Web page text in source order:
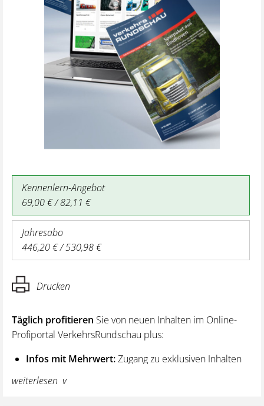
Kennenlern-Angebot
69,00 € / 82,11 €
Jahresabo
446,20 € / 530,98 €
Drucken
Täglich profitieren Sie von neuen Inhalten im Online-
Profiportal VerkehrsRundschau plus:
Infos mit Mehrwert:Zugang zu exklusiven Inhalten
und Hintergrundwissen – von aktuellen Regelungen
wie z. B. bei den Lenk- und Ruhezeiten,
weiterlesen